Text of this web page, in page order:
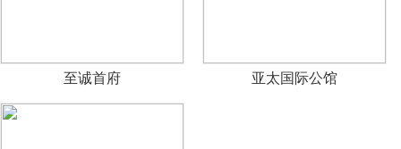
至诚首府 亚太国际公馆